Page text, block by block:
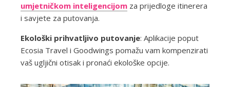
umjetničkom inteligencijomza prijedloge itinerera
i savjete za putovanja.
Ekološki prihvatljivo putovanje: Aplikacije poput
Ecosia Travel i Goodwings pomažu vam kompenzirati
vaš ugljični otisak i pronaći ekološke opcije.